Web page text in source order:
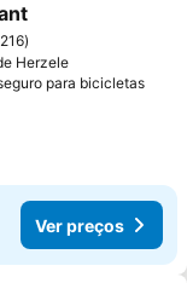
favoritos
216
Herzele
para bicicletasVer
Ver preços